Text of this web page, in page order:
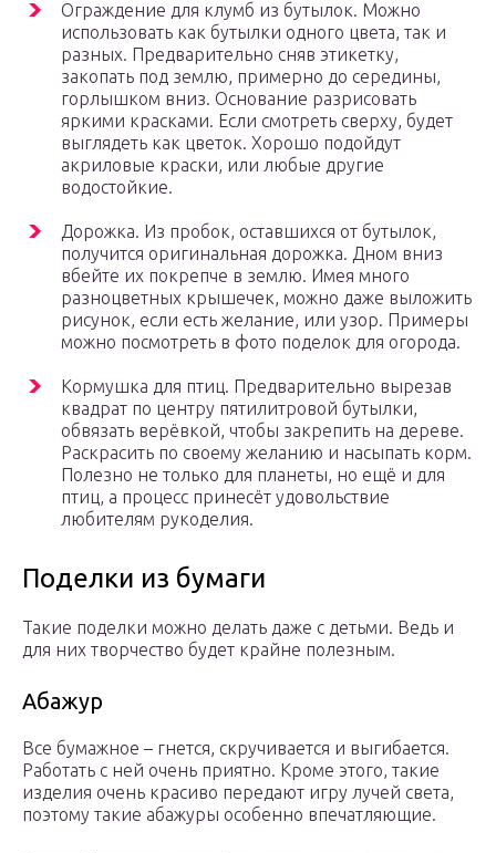
Ограждение для клумб из бутылок. Можно
использовать как бутылки одного цвета, так и
разных. Предварительно сняв этикетку,
закопать под землю, примерно до середины,
горлышком вниз. Основание разрисовать
яркими красками. Если смотреть сверху, будет
выглядеть как цветок. Хорошо подойдут
акриловые краски, или любые другие
водостойкие.
Дорожка. Из пробок, оставшихся от бутылок,
получится оригинальная дорожка. Дном вниз
вбейте их покрепче в землю. Имея много
разноцветных крышечек, можно даже выложить
рисунок, если есть желание, или узор. Примеры
можно посмотреть в фото поделок для огорода.
Кормушка для птиц. Предварительно вырезав
квадрат по центру пятилитровой бутылки,
обвязать верёвкой, чтобы закрепить на дереве.
Раскрасить по своему желанию и насыпать корм.
Полезно не только для планеты, но ещё и для
птиц, а процесс принесёт удовольствие
любителям рукоделия.
Поделки из бумаги
Такие поделки можно делать даже с детьми. Ведь и
для них творчество будет крайне полезным.
Абажур
Все бумажное – гнется, скручивается и выгибается.
Работать с ней очень приятно. Кроме этого, такие
изделия очень красиво передают игру лучей света,
поэтому такие абажуры особенно впечатляющие.